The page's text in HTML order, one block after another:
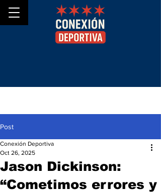
Post
Jason Dickinson:
“Cometimos errores y
Conexión Deportiva
Oct 26, 2025